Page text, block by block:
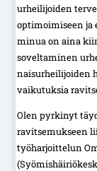
urheilijoiden
optimoimiseen ja
minua on aina
soveltaminen
naisurheilijoiden
vaikutuksia
Olen pyrkinyt
ravitsemukseen
työharjoittelun